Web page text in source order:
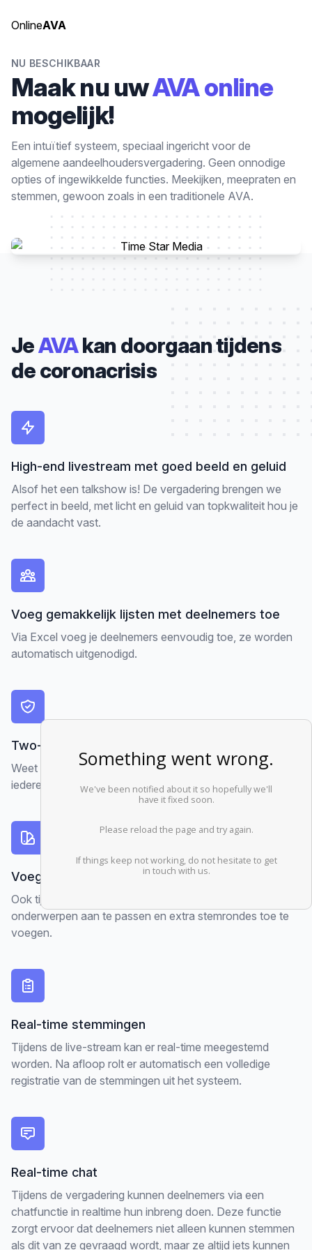
OnlineAVA
NU BESCHIKBAAR
Maak nu uwAVA online
mogelijk!
Een intuïtief systeem, speciaal ingericht voor de
algemene aandeelhoudersvergadering. Geen onnodige
opties of ingewikkelde functies. Meekijken, meepraten en
stemmen, gewoon zoals in een traditionele AVA.
JeAVAkan doorgaan tijdens
de coronacrisis
High-end livestream met goed beeld en geluid
Alsof het een talkshow is! De vergadering brengen we
perfect in beeld, met licht en geluid van topkwaliteit hou je
de aandacht vast.
Voeg gemakkelijk lijsten met deelnemers toe
Via Excel voeg je deelnemers eenvoudig toe, ze worden
automatisch uitgenodigd.
Two-factor authentication voor deelnemers
Weet zeker dat alleen genodigden aanwezig zijn en dat
iedereen is wie hij zegt dat 'ie is.
Voeg gemakkelijk onderwerpen toe
Ook tijdens de vergadering is het eenvoudig mogelijk om
onderwerpen aan te passen en extra stemrondes toe te
voegen.
Real-time stemmingen
Tijdens de live-stream kan er real-time meegestemd
worden. Na afloop rolt er automatisch een volledige
registratie van de stemmingen uit het systeem.
Real-time chat
Tijdens de vergadering kunnen deelnemers via een
chatfunctie in realtime hun inbreng doen. Deze functie
zorgt ervoor dat deelnemers niet alleen kunnen stemmen
als dit van ze gevraagd wordt, maar ze altijd iets kunnen